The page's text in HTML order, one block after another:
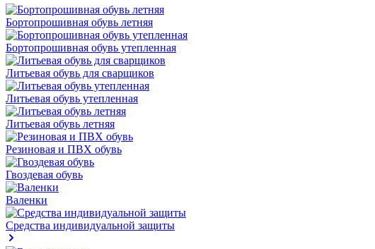
Бортопрошивная обувь летняя
Бортопрошивная обувь утепленная
Литьевая обувь для сварщиков
Литьевая обувь утепленная
Литьевая обувь летняя
Резиновая и ПВХ обувь
Гвоздевая обувь
Валенки
Средства индивидуальной защиты